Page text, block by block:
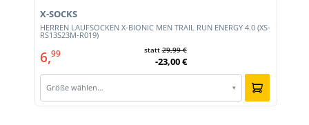
HERREN LAUFSOCKEN X-BIONIC MEN TRAIL RUN ENERGY 4.0 (XS-
RS13S23M-R019)
X-SOCKS
6,99 statt29,99 €
-23,00 €
Größe wählen… ▾